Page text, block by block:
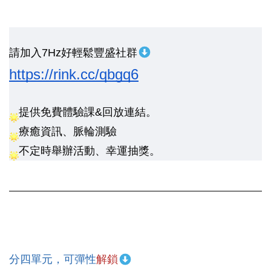
請加入7Hz好輕鬆豐盛社群
https://rink.cc/qbgq6
提供免費體驗課&回放連結。
療癒資訊、脈輪測驗
不定時舉辦活動、幸運抽獎。
分四單元，可彈性解鎖